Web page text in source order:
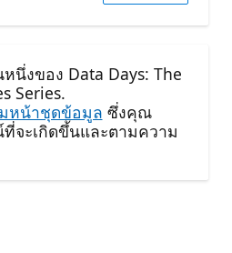
นึ่งของ Data Days: The
Series.
หน้าชุดข้อมูล ซึ่งคุณ
จะเกิดขึ้นและตามความ